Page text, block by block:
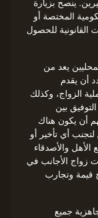
ينصح بزيارة
المختصة أو
القانونية للحصول
يعد من
أن يقدم
الزواج، وكذلك
بين
أن يكون هناك
أي تأخير أو
والأصدقاء
زواج الأجانب في
قيمة وتجارب
جميع